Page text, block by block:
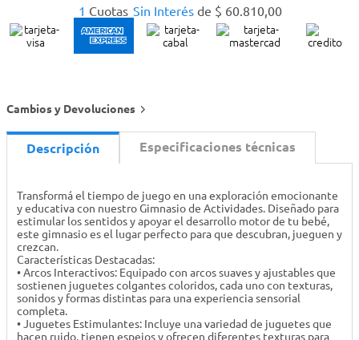
1 Cuotas Sin Interés de $ 60.810,00
Cambios y Devoluciones
Descripción Especificaciones técnicas
Transformá el tiempo de juego en una exploración emocionante
y educativa con nuestro Gimnasio de Actividades. Diseñado para
estimular los sentidos y apoyar el desarrollo motor de tu bebé,
este gimnasio es el lugar perfecto para que descubran, jueguen y
crezcan.
Características Destacadas:
• Arcos Interactivos: Equipado con arcos suaves y ajustables que
sostienen juguetes colgantes coloridos, cada uno con texturas,
sonidos y formas distintas para una experiencia sensorial
completa.
• Juguetes Estimulantes: Incluye una variedad de juguetes que
hacen ruido, tienen espejos y ofrecen diferentes texturas para